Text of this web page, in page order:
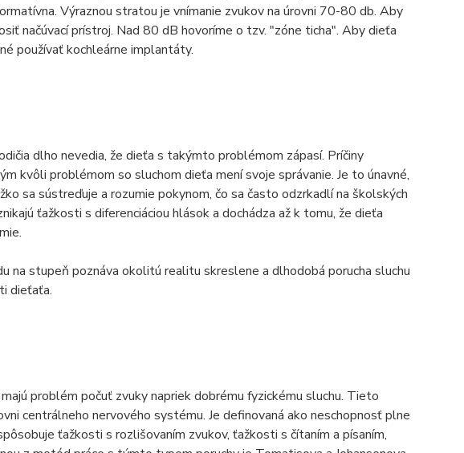
Výraznou stratou je vnímanie zvukov na úrovni 70-80 db. Aby
načúvací prístroj. Nad 80 dB hovoríme o tzv. "zóne ticha". Aby dieťa
používať kochleárne implantáty.
dlho nevedia, že dieťa s takýmto problémom zápasí. Príčiny
kvôli problémom so sluchom dieťa mení svoje správanie. Je to únavné,
sa sústreďuje a rozumie pokynom, čo sa často odzrkadlí na školských
ťažkosti s diferenciáciou hlások a dochádza až k tomu, že dieťa
na stupeň poznáva okolitú realitu skreslene a dlhodobá porucha sluchu
dieťaťa.
problém počuť zvuky napriek dobrému fyzickému sluchu. Tieto
centrálneho nervového systému. Je definovaná ako neschopnosť plne
ťažkosti s rozlišovaním zvukov, ťažkosti s čítaním a písaním,